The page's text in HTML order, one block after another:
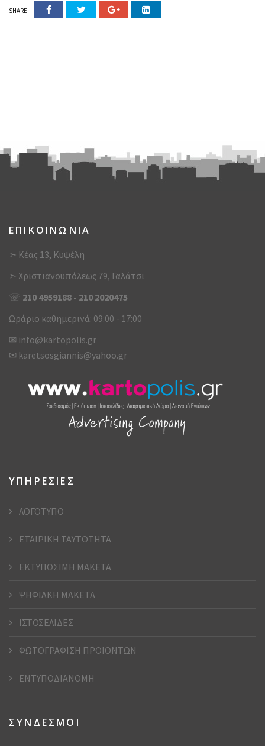
SHARE:
ΕΠΙΚΟΙΝΩΝΙΑ
➣ Κέας 13, Κυψέλη
➣ Χριστιανουπόλεως 79, Γαλάτσι
☏ 210 4959188 - 210 2020475
Ωράριο καθημερινά: 09:00 - 17:00
✉ info@kartopolis.gr
✉ karetsosgiannis@yahoo.gr
ΥΠΗΡΕΣΙΕΣ
ΛΟΓΟΤΥΠΟ
ΕΤΑΙΡΙΚΗ ΤΑΥΤΟΤΗΤΑ
ΕΚΤΥΠΩΣΙΜΗ ΜΑΚΕΤΑ
ΨΗΦΙΑΚΗ ΜΑΚΕΤΑ
ΙΣΤΟΣΕΛΙΔΕΣ
ΦΩΤΟΓΡΑΦΙΣΗ ΠΡΟΙΟΝΤΩΝ
ΕΝΤΥΠΟΔΙΑΝΟΜΗ
ΣΥΝΔΕΣΜΟΙ